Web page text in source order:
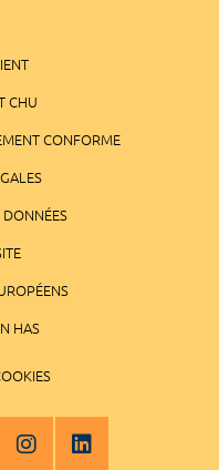
CHU
CONFORME
DONNÉES
HAS